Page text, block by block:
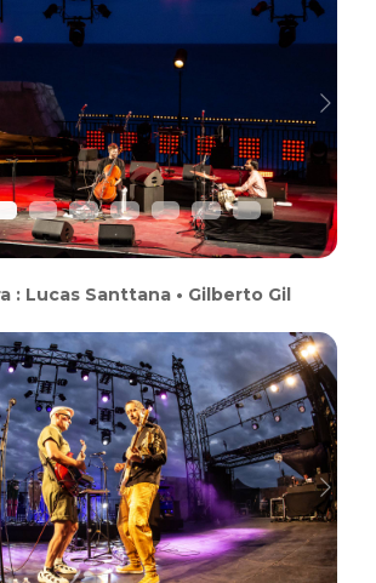
Next
: Lucas Santtana • Gilberto Gil
Next